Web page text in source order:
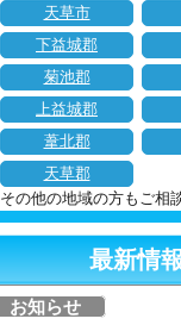
天草市
下益城郡
菊池郡
上益城郡
葦北郡
天草郡
その他の地域の方もご相
最新情
お知らせ